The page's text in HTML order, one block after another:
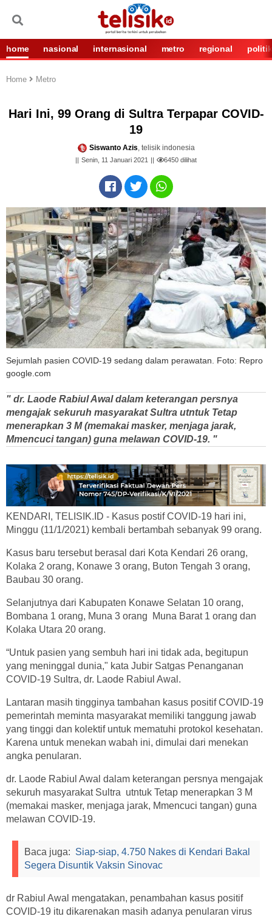
home nasional internasional metro regional politik
Home Metro
Hari Ini, 99 Orang di Sultra Terpapar COVID-
19
Siswanto Azis, telisik indonesia
Senin, 11 Januari 2021 6450 dilihat
Sejumlah pasien COVID-19 sedang dalam perawatan. Foto: Repro
google.com
" dr. Laode Rabiul Awal dalam keterangan persnya
mengajak sekuruh masyarakat Sultra utntuk Tetap
menerapkan 3 M (memakai masker, menjaga jarak,
Mmencuci tangan) guna melawan COVID-19. "
KENDARI, TELISIK.ID - Kasus postif COVID-19 hari ini,
Minggu (11/1/2021) kembali bertambah sebanyak 99 orang.
Kasus baru tersebut berasal dari Kota Kendari 26 orang,
Kolaka 2 orang, Konawe 3 orang, Buton Tengah 3 orang,
Baubau 30 orang.
Selanjutnya dari Kabupaten Konawe Selatan 10 orang,
Bombana 1 orang, Muna 3 orang Muna Barat 1 orang dan
Kolaka Utara 20 orang.
“Untuk pasien yang sembuh hari ini tidak ada, begitupun
yang meninggal dunia," kata Jubir Satgas Penanganan
COVID-19 Sultra, dr. Laode Rabiul Awal.
Lantaran masih tingginya tambahan kasus positif COVID-19
pemerintah meminta masyarakat memiliki tanggung jawab
yang tinggi dan kolektif untuk mematuhi protokol kesehatan.
Karena untuk menekan wabah ini, dimulai dari menekan
angka penularan.
dr. Laode Rabiul Awal dalam keterangan persnya mengajak
sekuruh masyarakat Sultra utntuk Tetap menerapkan 3 M
(memakai masker, menjaga jarak, Mmencuci tangan) guna
melawan COVID-19.
Baca juga: Siap-siap, 4.750 Nakes di Kendari Bakal
Segera Disuntik Vaksin Sinovac
dr Rabiul Awal mengatakan, penambahan kasus positif
COVID-19 itu dikarenakan masih adanya penularan virus